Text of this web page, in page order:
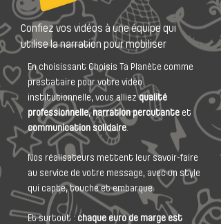
Confiez vos vidéos à une équipe qui
utilise la narration pour mobiliser
En choisissant Choisis Ta Planète comme
prestataire pour votre vidéo
institutionnelle, vous alliezqualité
professionnelle,narration percutante et
communication solidaire.
Nos réalisateurs mettent leur savoir-faire
au service de votre message, avec un style
qui capte, touche et embarque.
Et surtout :chaque euro de marge est